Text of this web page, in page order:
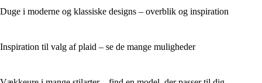
Duge i moderne og klassiske designs – overblik og inspiration
Inspiration til valg af plaid – se de mange muligheder